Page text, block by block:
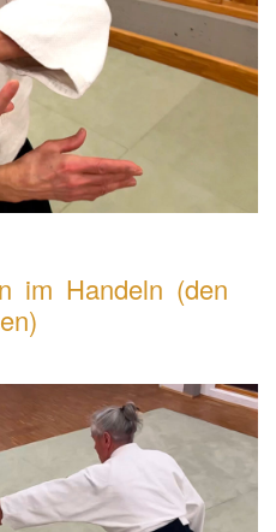
im Handeln (den